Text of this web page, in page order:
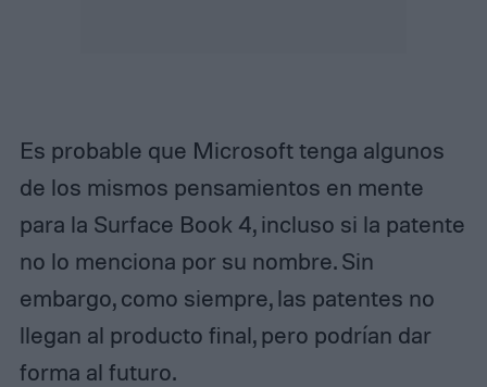
Es probable que Microsoft tenga algunos
de los mismos pensamientos en mente
para la Surface Book 4, incluso si la patente
no lo menciona por su nombre. Sin
embargo, como siempre, las patentes no
llegan al producto final, pero podrían dar
forma al futuro.